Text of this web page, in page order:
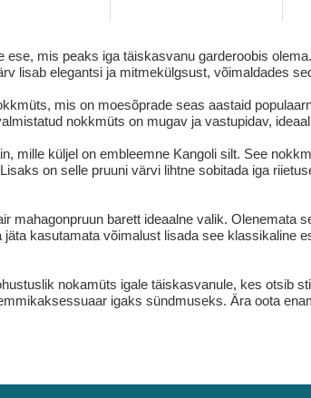
ese, mis peaks iga täiskasvanu garderoobis
lisab elegantsi ja mitmekülgsust, võimaldades
mis on moesõprade seas aastaid
nokkmüts on mugav ja vastupidav,
mille küljel on embleemne Kangoli silt. See
on selle pruuni värvi lihtne sobitada iga
mahagonpruun barett ideaalne valik. Olenemata
kasutamata võimalust lisada see klassikaline
nokamüts igale täiskasvanule, kes otsib
igaks sündmuseks. Ära oota